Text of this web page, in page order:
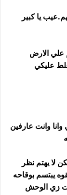
يا كبير
علي الارض
عليكي
وانت عارفين
يهتم نظر
يبتسم بوقاحه
زي الوحش